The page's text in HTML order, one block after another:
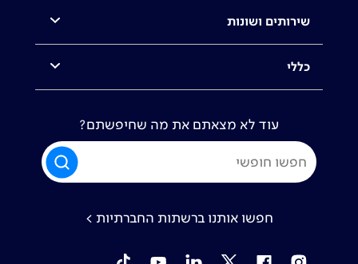
שירותים ושונות
כללי
עוד לא מצאתם את מה שחיפשתם?
חפשו אותנו ברשתות החברתיות >
Instagram
Facebook
Twitter
Linkedin
YouTube
tiktok